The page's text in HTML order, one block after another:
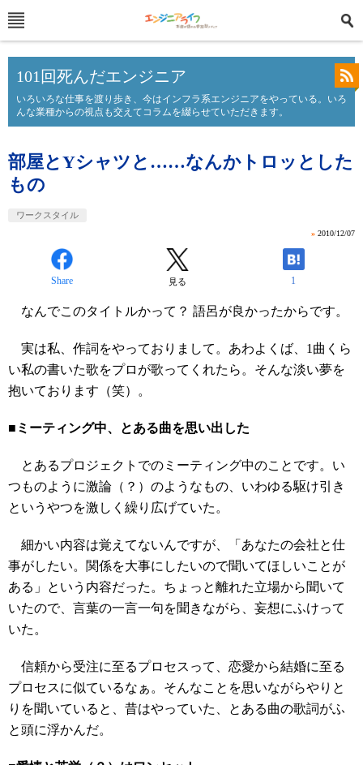
101回死んだエンジニア
いろいろな仕事を渡り歩き、今はインフラ系エンジニアをやっている。いろ
んな業種からの視点も交えてコラムを綴らせていただきます。
部屋とYシャツと……なんかトロッとした
もの
ワークスタイル
» 2010/12/07
Share 見る 1
なんでこのタイトルかって？ 語呂が良かったからです。
実は私、作詞をやっておりまして。あわよくば、1曲くら
い私の書いた歌をプロが歌ってくれたら。そんな淡い夢を
抱いております（笑）。
■ミーティング中、とある曲を思い出した
とあるプロジェクトでのミーティング中のことです。い
つものように激論（？）のようなもの、いわゆる駆け引き
というやつを激しく繰り広げていた。
細かい内容は覚えてないんですが、「あなたの会社と仕
事がしたい。関係を大事にしたいので聞いてほしいことが
ある」という内容だった。ちょっと離れた立場から聞いて
いたので、言葉の一言一句を聞きながら、妄想にふけって
いた。
信頼から受注に至るプロセスって、恋愛から結婚に至る
プロセスに似ているなぁ。そんなことを思いながらやりと
りを聞いていると、昔はやっていた、とある曲の歌詞がふ
と頭に浮かんだ。